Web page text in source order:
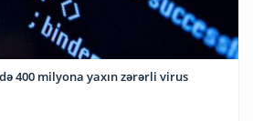
400 milyona yaxın zərərli virus